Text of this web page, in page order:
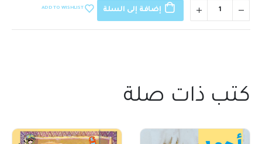
إضافة إلى السلة ADD TO WISHLIST
كتب ذات صلة